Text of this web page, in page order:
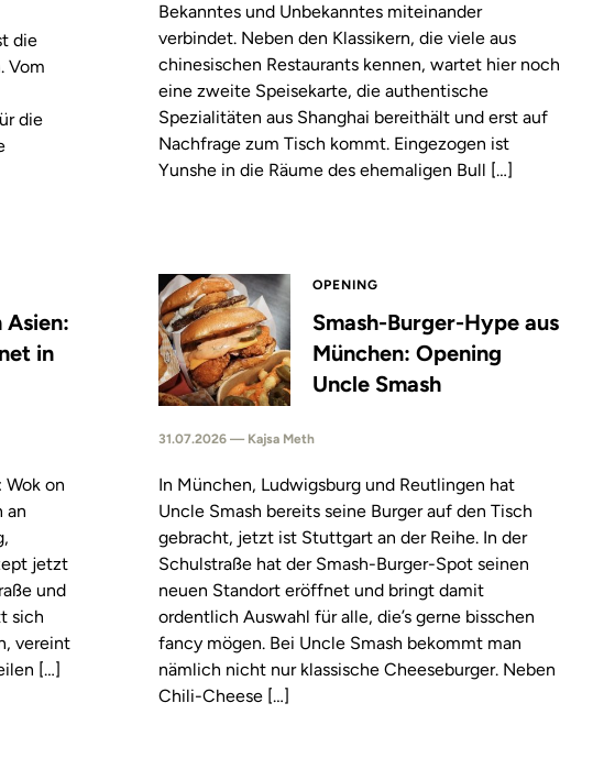
die
Vom
die
Bekanntes und Unbekanntes miteinander
verbindet. Neben den Klassikern, die viele aus
chinesischen Restaurants kennen, wartet hier noch
eine zweite Speisekarte, die authentische
Spezialitäten aus Shanghai bereithält und erst auf
Nachfrage zum Tisch kommt. Eingezogen ist
Yunshe in die Räume des ehemaligen Bull […]
Asien:
in
Wok on
an
jetzt
und
sich
vereint
[…]
OPENING
Smash-Burger-Hype aus
München: Opening
Uncle Smash
31.07.2026 — Kajsa Meth
In München, Ludwigsburg und Reutlingen hat
Uncle Smash bereits seine Burger auf den Tisch
gebracht, jetzt ist Stuttgart an der Reihe. In der
Schulstraße hat der Smash-Burger-Spot seinen
neuen Standort eröffnet und bringt damit
ordentlich Auswahl für alle, die’s gerne bisschen
fancy mögen. Bei Uncle Smash bekommt man
nämlich nicht nur klassische Cheeseburger. Neben
Chili-Cheese […]